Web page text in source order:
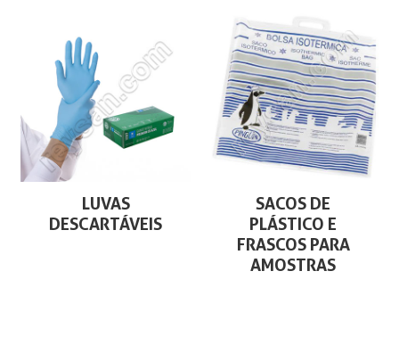
LUVAS
DESCARTÁVEIS
SACOS DE
PLÁSTICO E
FRASCOS PARA
AMOSTRAS